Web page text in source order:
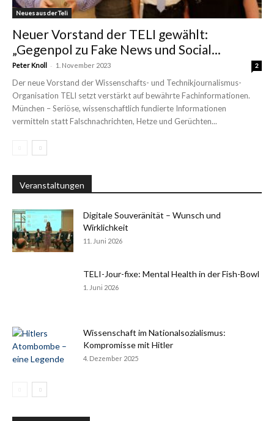
Neues aus der Teli
Neuer Vorstand der TELI gewählt:
„Gegenpol zu Fake News und Social...
Peter Knoll - 1. November 2023 2
Der neue Vorstand der Wissenschafts- und Technikjournalismus-
Organisation TELI setzt verstärkt auf bewährte Fachinformationen.
München – Seriöse, wissenschaftlich fundierte Informationen
vermitteln statt Falschnachrichten, Hetze und Gerüchten...
Veranstaltungen
Digitale Souveränität – Wunsch und
Wirklichkeit
11. Juni 2026
TELI-Jour-fixe: Mental Health in der Fish-Bowl
1. Juni 2026
Wissenschaft im Nationalsozialismus:
Kompromisse mit Hitler
4. Dezember 2025